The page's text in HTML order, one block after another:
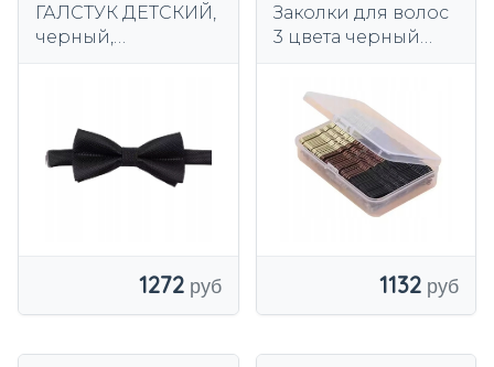
ГАЛСТУК ДЕТСКИЙ,
черный,
1272
Заколки для волос
3 цвета черный
штук
1132